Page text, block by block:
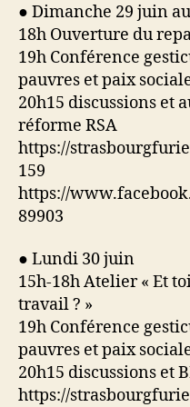
● Dimanche 29 juin
18h Ouverture du
19h Conférence
pauvres et paix
20h15 discussions et
réforme RSA
https://
159
https://
89903
● Lundi 30 juin
15h-18h Atelier « Et
travail ? »
19h Conférence
pauvres et paix
20h15 discussions et
https://